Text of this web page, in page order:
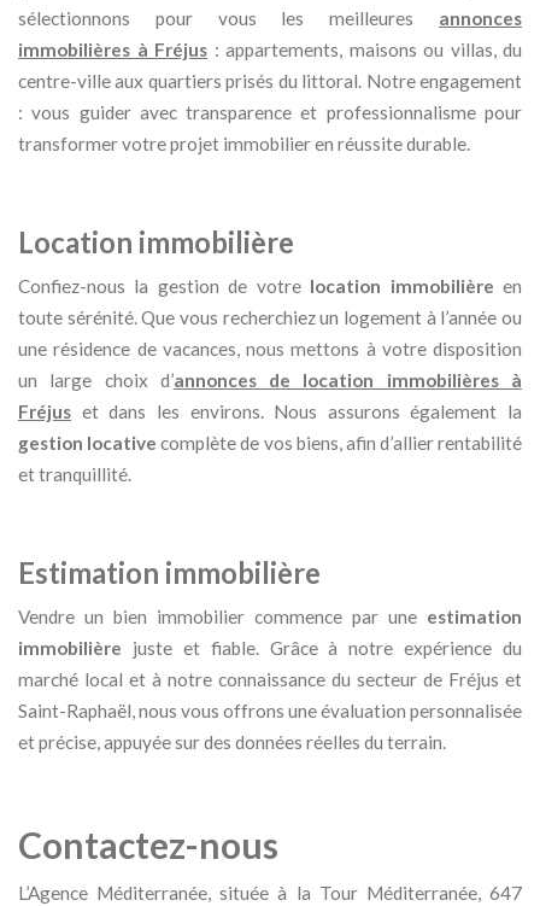
sélectionnons pour vous les meilleures annonces
immobilières à Fréjus : appartements, maisons ou villas, du
centre-ville aux quartiers prisés du littoral. Notre engagement
: vous guider avec transparence et professionnalisme pour
transformer votre projet immobilier en réussite durable.
Location immobilière
Confiez-nous la gestion de votre location immobilière en
toute sérénité. Que vous recherchiez un logement à l’année ou
une résidence de vacances, nous mettons à votre disposition
un large choix d’annonces de location immobilières à
Fréjus et dans les environs. Nous assurons également la
gestion locative complète de vos biens, afin d’allier rentabilité
et tranquillité.
Estimation immobilière
Vendre un bien immobilier commence par une estimation
immobilière juste et fiable. Grâce à notre expérience du
marché local et à notre connaissance du secteur de Fréjus et
Saint-Raphaël, nous vous offrons une évaluation personnalisée
et précise, appuyée sur des données réelles du terrain.
Contactez-nous
L’Agence Méditerranée, située à la Tour Méditerranée, 647